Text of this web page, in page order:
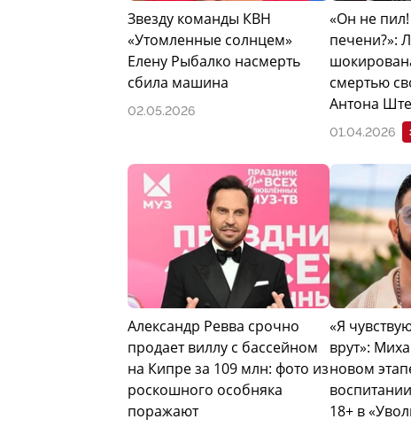
Звезду команды КВН
«Утомленные солнцем»
Елену Рыбалко насмерть
сбила машина
02.05.2026
«Он не
печени?»:
смертью
Антона
01.04.2026
Александр Ревва срочно
продает виллу с бассейном
на Кипре за 109 млн: фото из
роскошного особняка
поражают
«Я
врут»:
новом
18+ в